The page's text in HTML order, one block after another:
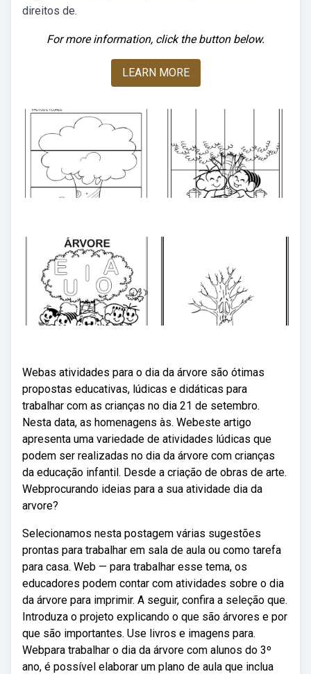
direitos de.
For more information, click the button below.
LEARN MORE
Webas atividades para o dia da árvore são ótimas
propostas educativas, lúdicas e didáticas para
trabalhar com as crianças no dia 21 de setembro.
Nesta data, as homenagens às. Webeste artigo
apresenta uma variedade de atividades lúdicas que
podem ser realizadas no dia da árvore com crianças
da educação infantil. Desde a criação de obras de arte.
Webprocurando ideias para a sua atividade dia da
arvore?
Selecionamos nesta postagem várias sugestões
prontas para trabalhar em sala de aula ou como tarefa
para casa. Web — para trabalhar esse tema, os
educadores podem contar com atividades sobre o dia
da árvore para imprimir. A seguir, confira a seleção que.
Introduza o projeto explicando o que são árvores e por
que são importantes. Use livros e imagens para.
Webpara trabalhar o dia da árvore com alunos do 3º
ano, é possível elaborar um plano de aula que inclua